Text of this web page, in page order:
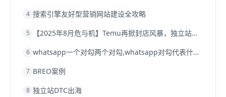
4 搜索引擎友好型营销网站建设全攻略
5 【2025年8月危与机】Temu再掀封店风暴，独立站才是跨境卖家的避险通道
6 whatsapp一个对勾两个对勾,whatsapp对勾代表什么意思
7 BREO案例
8 独立站DTC出海